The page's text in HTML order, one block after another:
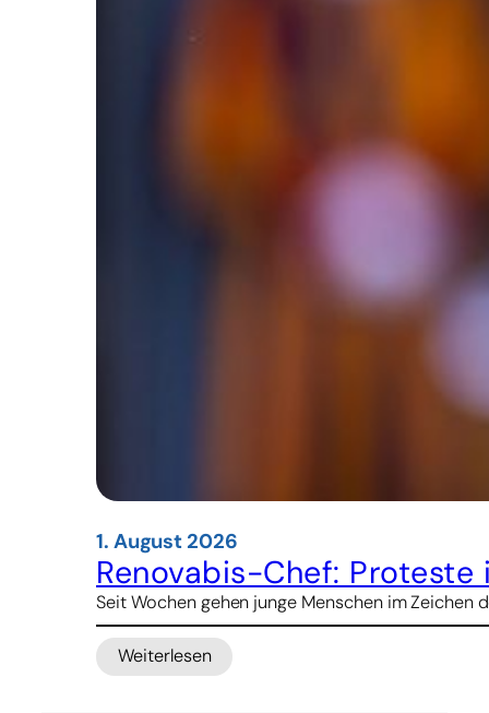
1. August 2026
Renovabis-Chef:
Seit Wochen gehen junge Menschen im Zeichen
Weiterlesen
: